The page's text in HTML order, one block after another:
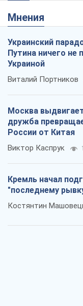
Мнения
Украинский
Путина ничего не
Украиной
Виталий Портников
Москва
дружба
России от Китая
Виктор Каспрук
Кремль начал
"последнему
Костянтин